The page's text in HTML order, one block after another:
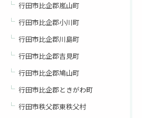
行田市比企郡嵐山町
行田市比企郡小川町
行田市比企郡川島町
行田市比企郡吉見町
行田市比企郡鳩山町
行田市比企郡ときがわ町
行田市秩父郡東秩父村